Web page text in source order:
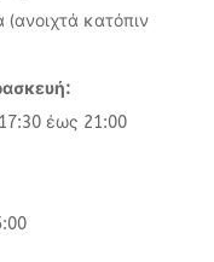
κατόπιν
έως 21:00